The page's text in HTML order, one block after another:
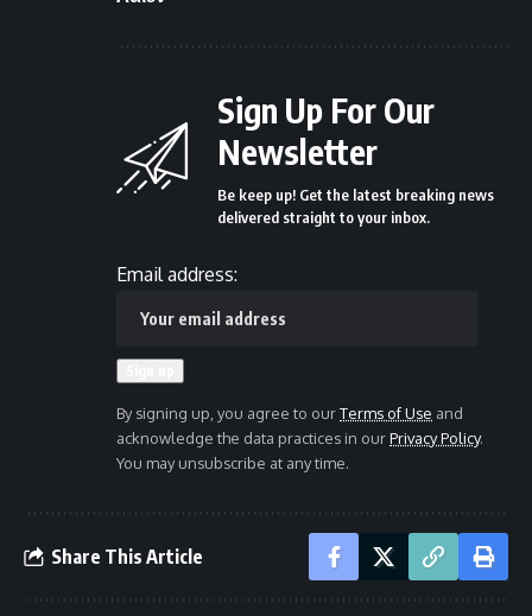
Sign Up For Our
Newsletter
Be keep up! Get the latest breaking news
delivered straight to your inbox.
Email address:
By signing up, you agree to ourTerms of Use and
acknowledge the data practices in ourPrivacy Policy.
You may unsubscribe at any time.
Share This Article